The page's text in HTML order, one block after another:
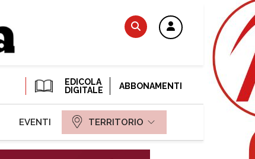
EDICOLA
DIGITALE
ABBONAMENTI
EVENTI TERRITORIO